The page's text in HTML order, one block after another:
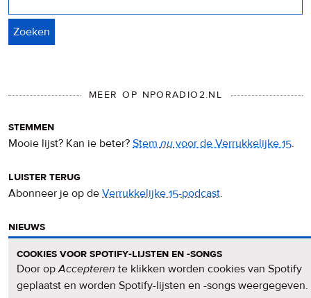
MEER OP NPORADIO2.NL
stemmen
Mooie lijst? Kan ie beter? Stemnuvoor de Verrukkelijke 15.
luister terug
Abonneer je op de Verrukkelijke 15-podcast.
nieuws
nieuwsbrief
Meld je aan voor deVerrukkelijke 15-nieuwsbrief.
cookies voor spotify-lijsten en -songs
Door opAccepteren te klikken worden cookies van Spotify
geplaatst en worden Spotify-lijsten en -songs weergegeven.